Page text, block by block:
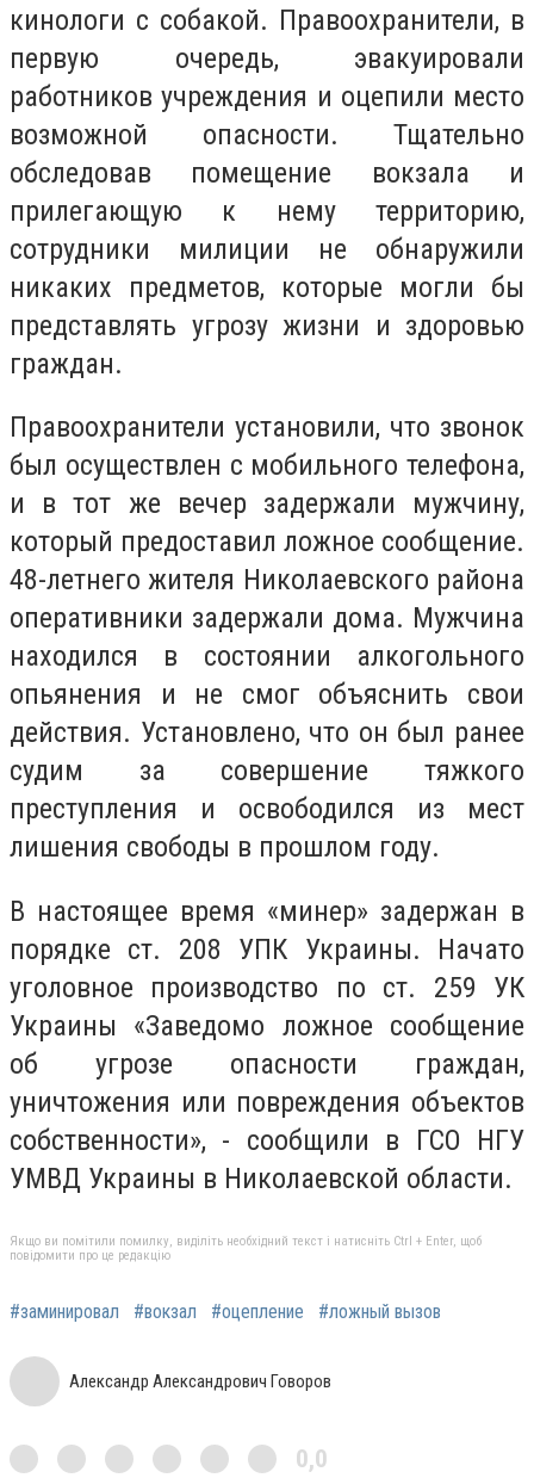
кинологи с собакой. Правоохранители, в
первую очередь, эвакуировали
работников учреждения и оцепили место
возможной опасности. Тщательно
обследовав помещение вокзала и
прилегающую к нему территорию,
сотрудники милиции не обнаружили
никаких предметов, которые могли бы
представлять угрозу жизни и здоровью
граждан.
Правоохранители установили, что звонок
был осуществлен с мобильного телефона,
и в тот же вечер задержали мужчину,
который предоставил ложное сообщение.
48-летнего жителя Николаевского района
оперативники задержали дома. Мужчина
находился в состоянии алкогольного
опьянения и не смог объяснить свои
действия. Установлено, что он был ранее
судим за совершение тяжкого
преступления и освободился из мест
лишения свободы в прошлом году.
В настоящее время «минер» задержан в
порядке ст. 208 УПК Украины. Начато
уголовное производство по ст. 259 УК
Украины «Заведомо ложное сообщение
об угрозе опасности граждан,
уничтожения или повреждения объектов
собственности», - сообщили в ГСО НГУ
УМВД Украины в Николаевской области.
Якщо ви помітили помилку, виділіть необхідний текст і натисніть Ctrl + Enter, щоб
повідомити про це редакцію
#заминировал #вокзал #оцепление #ложный вызов
Александр Александрович Говоров
0,0